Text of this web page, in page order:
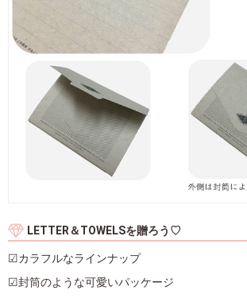
LETTER＆TOWELSを贈ろう♡
☑カラフルなラインナップ
☑封筒のような可愛いパッケージ